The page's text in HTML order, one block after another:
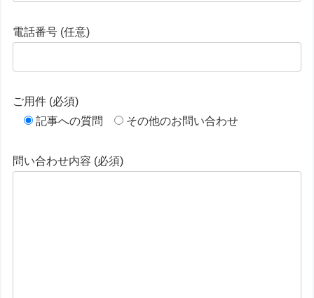
電話番号 (任意)
ご用件 (必須)
記事への質問
その他のお問い合わせ
問い合わせ内容 (必須)